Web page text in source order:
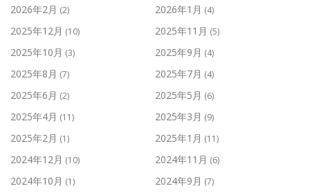
2026年2月 (2) 2026年1月 (4)
2025年12月 (10) 2025年11月 (5)
2025年10月 (3) 2025年9月 (4)
2025年8月 (7) 2025年7月 (4)
2025年6月 (2) 2025年5月 (6)
2025年4月 (11) 2025年3月 (9)
2025年2月 (1) 2025年1月 (11)
2024年12月 (10) 2024年11月 (6)
2024年10月 (1) 2024年9月 (7)